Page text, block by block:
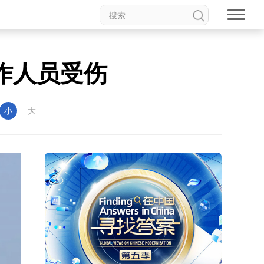
人员受伤
小 大